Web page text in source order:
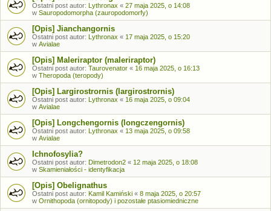
Ostatni post autor: Lythronax « 27 maja 2025, o 14:08
w Sauropodomorpha (zauropodomorfy)
[Opis] Jianchangornis
Ostatni post autor: Lythronax « 17 maja 2025, o 15:20
w Avialae
[Opis] Maleriraptor (maleriraptor)
Ostatni post autor: Taurovenator « 16 maja 2025, o 16:13
w Theropoda (teropody)
[Opis] Largirostrornis (largirostrornis)
Ostatni post autor: Lythronax « 16 maja 2025, o 09:04
w Avialae
[Opis] Longchengornis (longczengornis)
Ostatni post autor: Lythronax « 13 maja 2025, o 09:58
w Avialae
Ichnofosylia?
Ostatni post autor: Dimetrodon2 « 12 maja 2025, o 18:08
w Skamieniałości - identyfikacja
[Opis] Obelignathus
Ostatni post autor: Kamil Kamiński « 8 maja 2025, o 20:57
w Ornithopoda (ornitopody) i pozostałe ptasiomiedniczne